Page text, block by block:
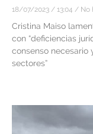
18/07/2023 13:04 No
Cristina Maiso
con “deficiencias
consenso
sectores”